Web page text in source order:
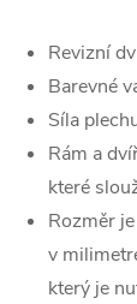
Revizní
Barevné
Síla
Rám a
které
Rozměr
v
který je